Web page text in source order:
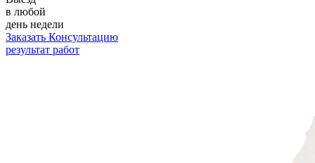
в любой
день недели
Заказать Консультацию
результат работ